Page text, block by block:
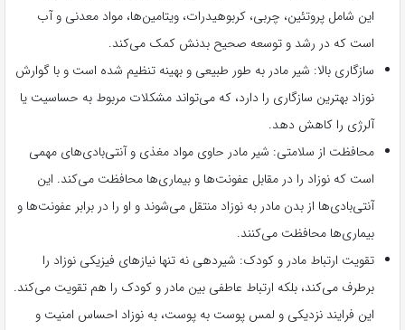
این شامل پروتئین، چربی، کربوهیدرات، ویتامین‌ها، مواد معدنی و آب
است که در رشد و توسعه صحیح بدنش کمک می‌کند.
سازگاری بالا: شیر مادر به طور طبیعی و بهینه تنظیم شده است و با گوارش
نوزاد بهترین سازگاری را دارد، که می‌تواند مشکلات مربوط به حساسیت یا
آلرژی را کاهش دهد.
محافظت از سلامتی: شیر مادر حاوی مواد مغذی و آنتی‌بادی‌های مهمی
است که نوزاد را در مقابل عفونت‌ها و بیماری‌ها محافظت می‌کند. این
آنتی‌بادی‌ها از بدن مادر به نوزاد منتقل می‌شوند و او را در برابر عفونت‌ها و
بیماری‌ها محافظت می‌کنند.
تقویت ارتباط مادر و کودک: شیردهی نه تنها نیازهای فیزیکی نوزاد را
برطرف می‌کند، بلکه ارتباط عاطفی بین مادر و کودک را هم تقویت می‌کند.
این فرایند نزدیکی و لمس پوست به پوست، به نوزاد احساس امنیت و